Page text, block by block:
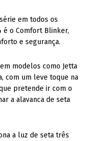
em todos os
é o Comfort Blinker,
e segurança.
modelos como Jetta
com um leve toque na
pretende ir com o
a alavanca de seta
a luz de seta três